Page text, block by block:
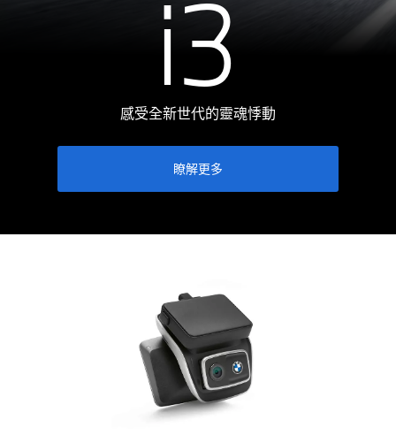
i3
感受全新世代的靈魂悸動
瞭解更多